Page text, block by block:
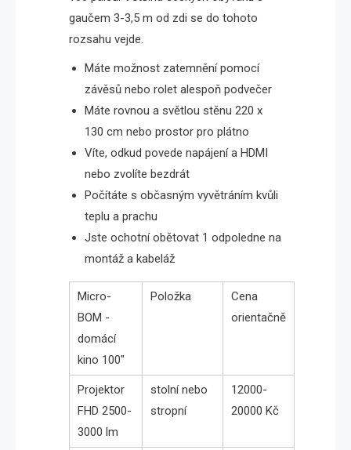
gaučem 3-3,5 m od zdi se do tohoto
rozsahu vejde.
Máte možnost zatemnění pomocí
závěsů nebo rolet alespoň podvečer
Máte rovnou a světlou stěnu 220 x
130 cm nebo prostor pro plátno
Víte, odkud povede napájení a HDMI
nebo zvolíte bezdrát
Počítáte s občasným vyvětráním kvůli
teplu a prachu
Jste ochotní obětovat 1 odpoledne na
montáž a kabeláž
Micro-
BOM -
domácí
kino 100″
Položka
Cena
orientačně
Projektor
FHD 2500-
3000 lm
stolní nebo
stropní
12000-
20000 Kč